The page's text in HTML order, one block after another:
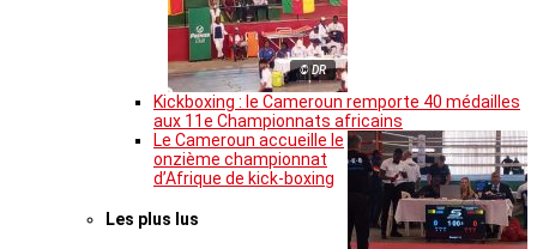
© DR
Kickboxing : le Cameroun remporte 40 médailles
aux 11e Championnats africains
Le Cameroun accueille le
onzième championnat
d’Afrique de kick-boxing
Les plus lus